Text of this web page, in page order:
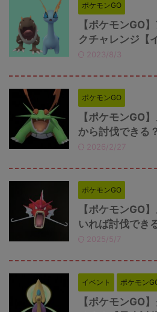
ポケモンGO
【ポケモンGO
クチャレンジ【
2023/8/3
ポケモンGO
【ポケモンGO
から討伐できる？
2026/2/27
ポケモンGO
【ポケモンGO
いれば討伐でき
2025/5/7
イベント ポケモン
【ポケモンGO